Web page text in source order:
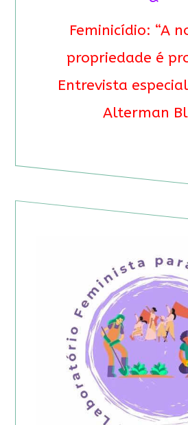
Feminicídio: “A
propriedade é
Entrevista
Alterman